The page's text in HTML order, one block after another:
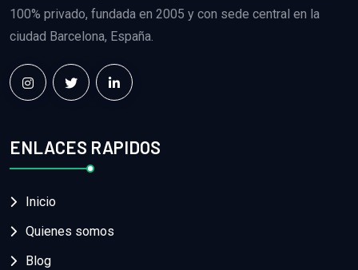
100% privado, fundada en 2005 y con sede central en la
ciudad Barcelona, España.
ENLACES RAPIDOS
Inicio
Quienes somos
Blog